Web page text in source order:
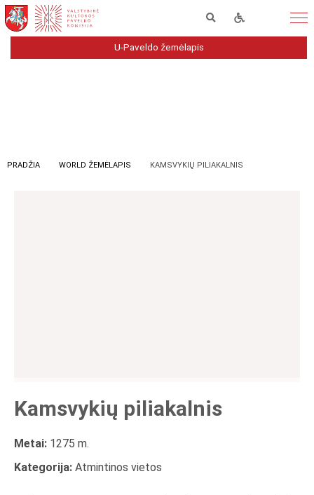
U-Paveldo žemėlapis
PRADŽIA WORLD ŽEMĖLAPIS KAMSVYKIŲ PILIAKALNIS
Kamsvykių piliakalnis
Metai: 1275 m.
Kategorija: Atmintinos vietos